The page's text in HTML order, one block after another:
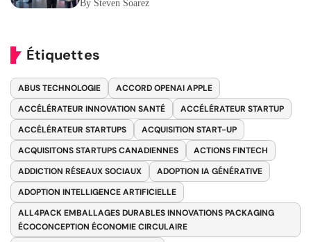
By Steven Soarez
Étiquettes
ABUS TECHNOLOGIE
ACCORD OPENAI APPLE
ACCÉLÉRATEUR INNOVATION SANTÉ
ACCÉLÉRATEUR STARTUP
ACCÉLÉRATEUR STARTUPS
ACQUISITION START-UP
ACQUISITONS STARTUPS CANADIENNES
ACTIONS FINTECH
ADDICTION RÉSEAUX SOCIAUX
ADOPTION IA GÉNÉRATIVE
ADOPTION INTELLIGENCE ARTIFICIELLE
ALL4PACK EMBALLAGES DURABLES INNOVATIONS PACKAGING
ÉCOCONCEPTION ÉCONOMIE CIRCULAIRE